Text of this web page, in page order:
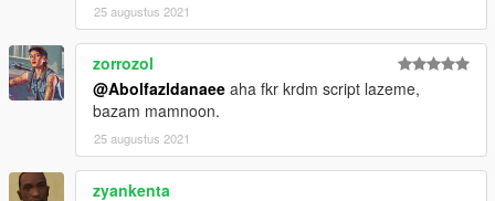
25 augustus 2021
zorrozol
@Abolfazldanaee aha fkr krdm script lazeme,
bazam mamnoon.
25 augustus 2021
zyankenta